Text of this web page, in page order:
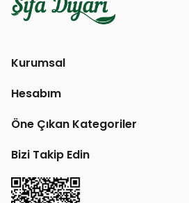
Kurumsal
Hesabım
Öne Çıkan Kategoriler
Bizi Takip Edin